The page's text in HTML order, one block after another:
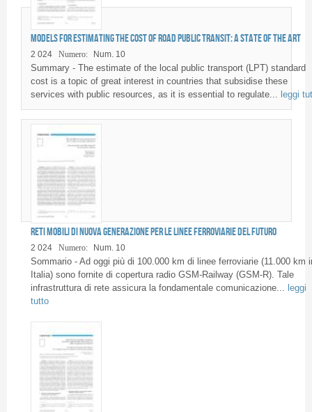
Models for estimating the cost of road public transit: a state of the art
2 024 Numero: Num. 10
Summary - The estimate of the local public transport (LPT) standard
cost is a topic of great interest in countries that subsidise these
services with public resources, as it is essential to regulate... leggi
Reti mobili di nuova generazione per le linee ferroviarie del futuro
2 024 Numero: Num. 10
Sommario - Ad oggi più di 100.000 km di linee ferroviarie (11.000 km
Italia) sono fornite di copertura radio GSM-Railway (GSM-R). Tale
infrastruttura di rete assicura la fondamentale comunicazione...
leggi
tutto
Pages